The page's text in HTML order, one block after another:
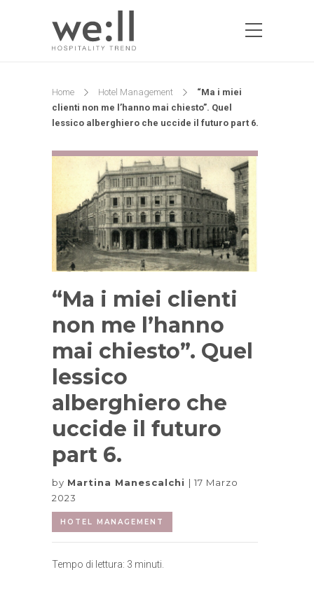
Home Hotel Management
“Ma i miei
clienti non me l’hanno mai chiesto”. Quel
lessico alberghiero che uccide il futuro part 6.
“Ma i miei clienti
non me l’hanno
mai chiesto”. Quel
lessico
alberghiero che
uccide il futuro
part 6.
by Martina Manescalchi
17 Marzo
2023
HOTEL MANAGEMENT
Tempo di lettura: 3 minuti.